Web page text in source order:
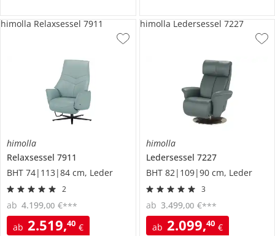
himolla
Relaxsessel 7911
BHT 74|113|84 cm, Leder
2
ab 2.519,40 €
ab 4.199,00 €***
himolla Relaxsessel 7911
himolla
Ledersessel 7227
BHT 82|109|90 cm, Leder
3
ab 2.099,40 €
ab 3.499,00 €***
himolla Ledersessel 7227